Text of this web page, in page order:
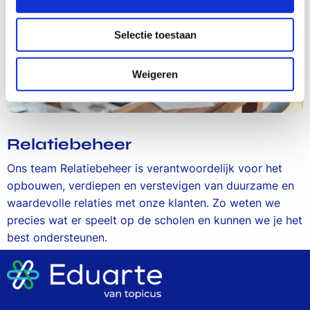
Selectie toestaan
Weigeren
Relatiebeheer
Ons team Relatiebeheer is verantwoordelijk voor het
opbouwen, verdiepen en verstevigen van duurzame en
waardevolle relaties met onze klanten. Zo weten we
precies wat er speelt op de scholen en kunnen we je het
best ondersteunen.